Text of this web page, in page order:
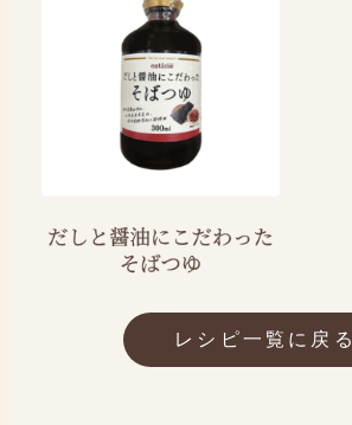
レシピ一覧に戻る